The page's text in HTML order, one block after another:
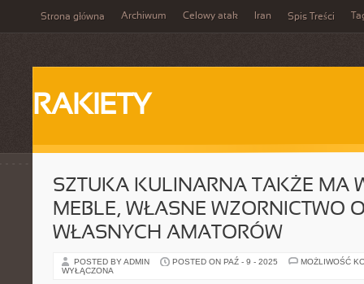
Strona główna Archiwum Celowy atak Iran Spis Treści
RAKIETY
SZTUKA KULINARNA TAKŻE MA
MEBLE, WŁASNE WZORNICTWO
WŁASNYCH AMATORÓW
POSTED BY ADMIN POSTED ON PAŹ - 9 - 2025
MOŻLIWOŚĆ
WYŁĄCZONA